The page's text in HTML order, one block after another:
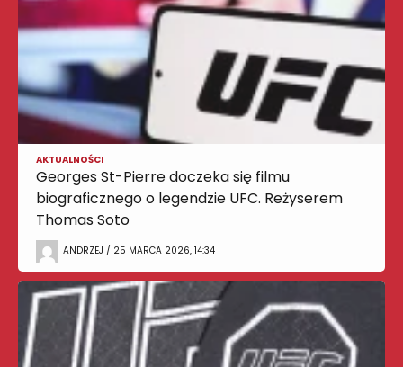
AKTUALNOŚCI
Georges St-Pierre doczeka się filmu
biograficznego o legendzie UFC. Reżyserem
Thomas Soto
ANDRZEJ / 25 MARCA 2026, 14:34